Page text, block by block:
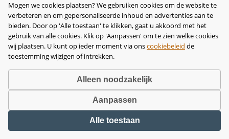
disclaimer•privacy- en cookiebeleid
voorwaarden•herroeping•bedrijfsgegevens
Mogen we cookies plaatsen? We gebruiken cookies om de website te
verbeteren en om gepersonaliseerde inhoud en advertenties aan te
bieden. Door op 'Alle toestaan' te klikken, gaat u akkoord met het
gebruik van alle cookies. Klik op 'Aanpassen' om te zien welke cookies
wij plaatsen. U kunt op ieder moment via onscookiebeleid de
toestemming wijzigen of intrekken.
Alleen noodzakelijk
Aanpassen
Alle toestaan